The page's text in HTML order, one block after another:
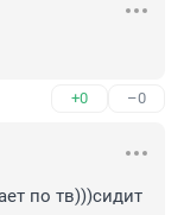
+0 –0
по тв)))сидит